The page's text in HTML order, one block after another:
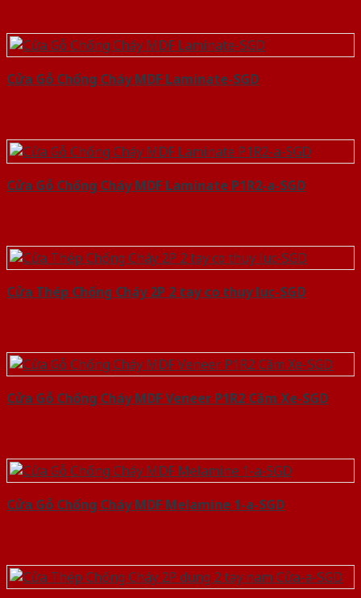
Cửa Gỗ Chống Cháy MDF Laminate-SGD
Cửa Gỗ Chống Cháy MDF Laminate P1R2-a-SGD
Cửa Thép Chống Cháy 2P 2 tay co thuy luc-SGD
Cửa Gỗ Chống Cháy MDF Veneer P1R2 Căm Xe-SGD
Cửa Gỗ Chống Cháy MDF Melamine 1-a-SGD